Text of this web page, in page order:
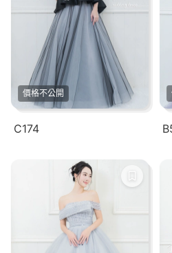
價格不公開
C174